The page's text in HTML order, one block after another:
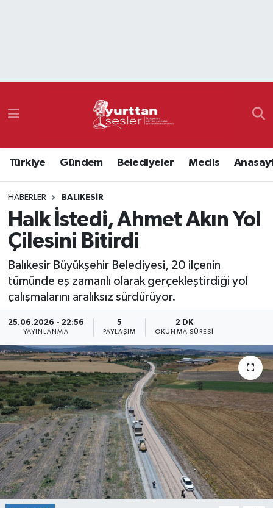
Türkiye Gündem Belediyeler Meclis
HABERLER BALIKESIR
Halk İstedi, Ahmet Akın Yol
Çilesini Bitirdi
Balıkesir Büyükşehir Belediyesi, 20 ilçenin
tümünde eş zamanlı olarak gerçekleştirdiği yol
çalışmalarını aralıksız sürdürüyor.
25.06.2026 - 22:56
YAYINLANMA
5
PAYLAŞIM
2 DK
OKUNMA SÜRESI
Namaz Vakitleri
Süper Lig Puan Durumu ve Fikstür
Tüm Manşetler
Son Dakika Haberleri
Haber Arşivi